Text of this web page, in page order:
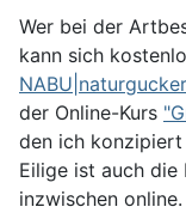
Wer bei der
kann sich
der Online-Kurs
den ich
Eilige ist auch
inzwischen